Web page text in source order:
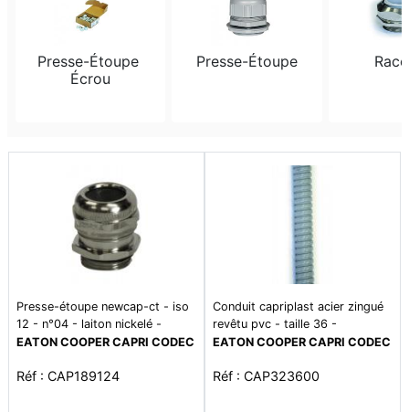
Presse-Étoupe
Écrou
Presse-Étoupe
Presse-étoupe newcap-ct - iso
12 - n°04 - laiton nickelé -
ip66/68 - plage de température
EATON COOPER CAPRI CODEC
Réf : CAP189124
Conduit capriplast acier zingué
revêtu pvc - taille 36 -
écrasement 1250 n - traction
-5°c à +60°c
EATON COOPER CAPRI CODEC
Réf : CAP323600